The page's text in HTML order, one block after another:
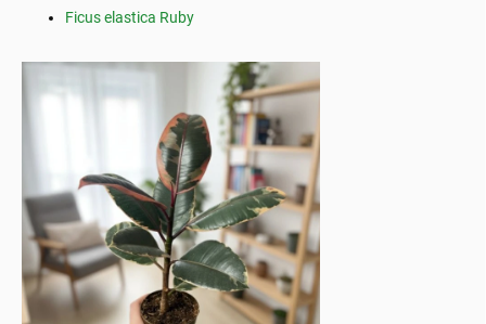
Ficus elastica Ruby